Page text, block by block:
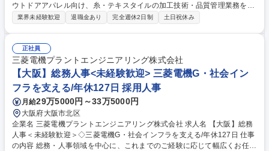
ウトドアアパレル向け、糸・テキスタイルの加工技術・品質管理業務をお
任せいたします。 ポリエステル繊維を主とする原糸からテキスタイル生産
後/月。海外も可能性はあり。 ■アイテム：Tシャツ、インナーやアウタ
ー、ボトムス等。スポーツ系の生地の生産がメイン。 募集職種 【品質管
理/大阪】糸～テキスタイルの加工技術・品質管理/クラレグループ
業界未経験歓迎 退職金あり 完全週休2日制 土日祝休み
正社員
三菱電機プラントエンジニアリング株式会社
【大阪】総務人事<未経験歓迎> 三菱電機G・社会イン
フラを支える/年休127日 採用人事
月給29万5000円～33万5000円
大阪府大阪市北区
企業名 三菱電機プラントエンジニアリング株式会社 求人名 【大阪】総務
人事＜未経験歓迎＞◇三菱電機G・社会インフラを支える/年休127日 仕事
の内容 総務・人事領域を中心に、これまでのご経験に応じて幅広くお任せ